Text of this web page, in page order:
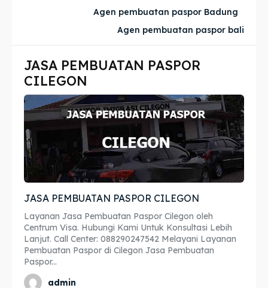
Imta
Legalisir
Apostille
Penerjemah
Asuransi
Blog
Imta
Legalisir
Apostille
Penerjemah
Asuransi
Blog
Agen pembuatan paspor Badung
Agen pembuatan paspor bali
JASA PEMBUATAN PASPOR
CILEGON
JASA PEMBUATAN PASPOR CILEGON
Layanan Jasa Pembuatan Paspor Cilegon oleh
Centrum Visa. Hubungi Kami Untuk Konsultasi Lebih
Lanjut. Call Center: 088290247542 Melayani Layanan
Pembuatan Paspor di Cilegon Jasa Pembuatan
Paspor...
admin